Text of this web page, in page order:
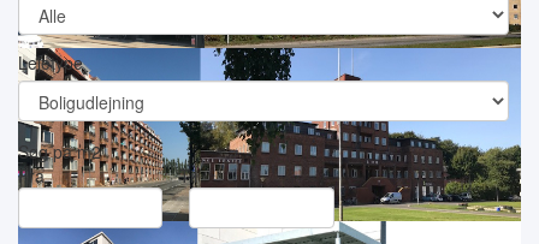
Lejetype
Søg på m2
Fra
Til